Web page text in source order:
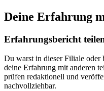
Deine Erfahrung
Erfahrungsbericht
Du warst in dieser Filiale
deine Erfahrung mit anderen
prüfen redaktionell und
nachvollziehbar.